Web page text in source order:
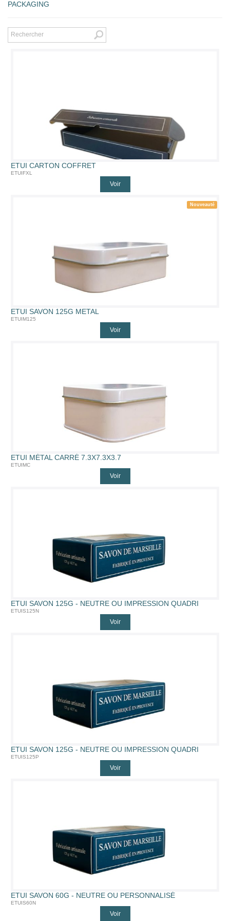
PACKAGING
ETUI CARTON COFFRET
ETUIFXL
Voir
Nouveauté
ETUI SAVON 125G METAL
ETUIM125
Voir
ETUI MÉTAL CARRÉ 7.3X7.3X3.7
ETUIMC
Voir
ETUI SAVON 125G - NEUTRE OU IMPRESSION QUADRI
ETUIS125N
Voir
ETUI SAVON 125G - NEUTRE OU IMPRESSION QUADRI
ETUIS125P
Voir
ETUI SAVON 60G - NEUTRE OU PERSONNALISÉ
ETUIS60N
Voir